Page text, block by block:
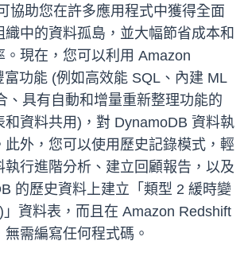
協助您在許多應用程式中獲得全面
織中的資料孤島，並大幅節省成本和
。現在，您可以利用 Amazon
富功能 (例如高效能 SQL、內建 ML
、具有自動和增量重新整理功能的
和資料共用)，對 DynamoDB 資料執
此外，您可以使用歷史記錄模式，輕
執行進階分析、建立回顧報告，以及
的歷史資料上建立「類型 2 緩時變
資料表，而且在 Amazon Redshift
無需編寫任何程式碼。